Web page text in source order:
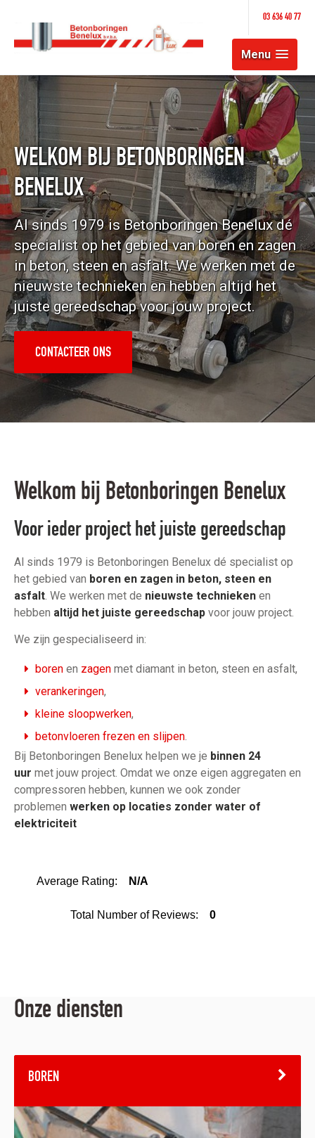
03 636 40 77
Menu
WELKOM BIJ BETONBORINGEN
BENELUX
Al sinds 1979 is Betonboringen Benelux dé
specialist op het gebied van boren en zagen
in beton, steen en asfalt. We werken met de
nieuwste technieken en hebben altijd het
juiste gereedschap voor jouw project.
CONTACTEER ONS
Welkom bij Betonboringen Benelux
Voor ieder project het juiste gereedschap
Al sinds 1979 is Betonboringen Benelux dé specialist op
het gebied van boren en zagen in beton, steen en
asfalt. We werken met de nieuwste technieken en
hebben altijd het juiste gereedschap voor jouw project.
We zijn gespecialiseerd in:
boren en zagen met diamant in beton, steen en asfalt,
verankeringen,
kleine sloopwerken,
betonvloeren frezen en slijpen.
Bij Betonboringen Benelux helpen we je binnen 24
uur met jouw project. Omdat we onze eigen aggregaten en
compressoren hebben, kunnen we ook zonder
problemen werken op locaties zonder water of
elektriciteit
Average Rating: N/A
Total Number of Reviews: 0
Onze diensten
BOREN